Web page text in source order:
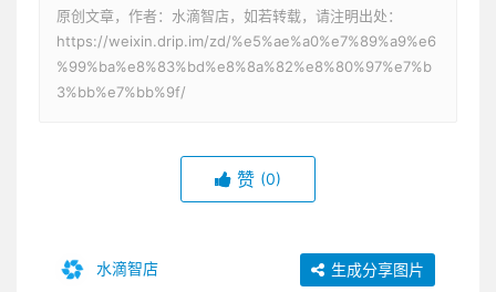
原创文章，作者：水滴智店，如若转载，请注明出处：
https://weixin.drip.im/zd/%e5%ae%a0%e7%89%a9%e6
%99%ba%e8%83%bd%e8%8a%82%e8%80%97%e7%b
3%bb%e7%bb%9f/
赞 (0)
水滴智店 生成分享图片